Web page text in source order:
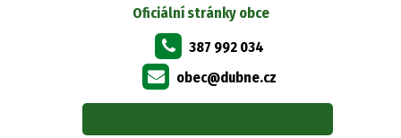
Oficiální stránky obce
387 992 034
obec@dubne.cz